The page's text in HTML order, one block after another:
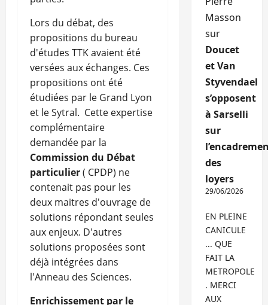
Lors du débat, des
propositions du bureau
d'études TTK avaient été
versées aux échanges. Ces
propositions ont été
étudiées par le Grand Lyon
et le Sytral. Cette expertise
complémentaire
demandée par la
Commission du Débat
particulier( CPDP) ne
contenait pas pour les
deux maitres d'ouvrage de
solutions répondant seules
aux enjeux. D'autres
solutions proposées sont
déjà intégrées dans
l'Anneau des Sciences.
Enrichissement par le
Masson
sur
Doucet
et Van
Styvendael
s’opposent
à Sarselli
sur
des
loyers
29/06/2026
EN PLEINE
CANICULE
... QUE
FAIT LA
METROPOLE
. MERCI
AUX